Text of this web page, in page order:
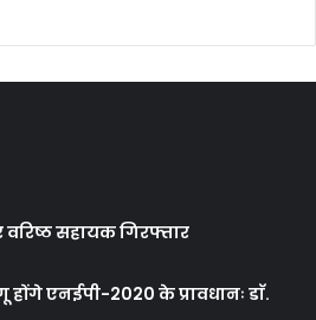
सहायक गिरफ्तार
एनईपी-2020 के प्रावधानः डाॅ.